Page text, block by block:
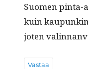
Suomen pin­ta-
kuin
joten
Vastaa